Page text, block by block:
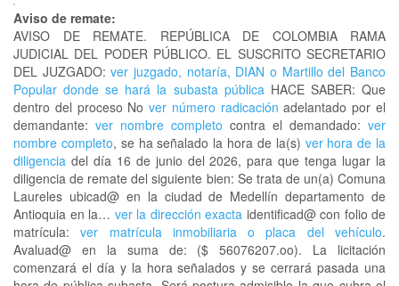
Aviso de remate:
AVISO DE REMATE. REPÚBLICA DE COLOMBIA RAMA
JUDICIAL DEL PODER PÚBLICO. EL SUSCRITO SECRETARIO
DEL JUZGADO: ver juzgado, notaría, DIAN o Martillo del Banco
Popular donde se hará la subasta públicaHACE SABER: Que
dentro del proceso Nover número radicación adelantado por el
demandante: ver nombre completo contra el demandado: ver
nombre completo, se ha señalado la hora de la(s) ver hora de la
diligencia del día 16 de junio del 2026, para que tenga lugar la
diligencia de remate del siguiente bien: Se trata de un(a) Comuna
Laureles ubicad@ en la ciudad de Medellín departamento de
Antioquia en la… ver la dirección exacta identificad@ con folio de
matrícula:ver matrícula inmobiliaria o placa del vehículo.
Avaluad@ en la suma de: ($ 56076207.oo). La licitación
comenzará el día y la hora señalados y se cerrará pasada una